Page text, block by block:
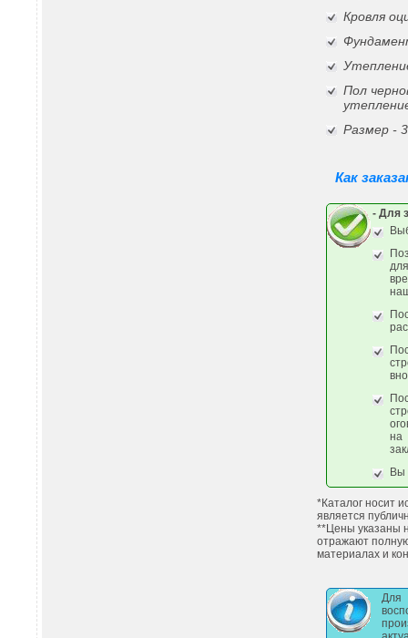
Кровля
Пол
Размер -
Как
- Для
на
Вы
*Каталог носит
является
**Цены указаны
отражают
материалах и
Для